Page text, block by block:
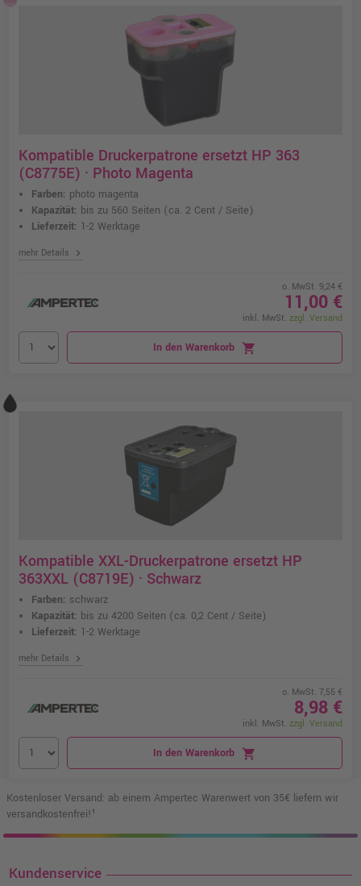
Kompatible Druckerpatrone ersetzt HP 363
(C8775E) · Photo Magenta
Farben: photo magenta
Kapazität: bis zu 560 Seiten (ca. 2 Cent / Seite)
Lieferzeit: 1-2 Werktage
mehr Details chevron_right
o. MwSt. 9,24 €
11,00 €
inkl. MwSt. zzgl. Versand
In den Warenkorb shopping_cart
Kompatible XXL-Druckerpatrone ersetzt HP
363XXL (C8719E) · Schwarz
Farben: schwarz
Kapazität: bis zu 4200 Seiten (ca. 0,2 Cent / Seite)
Lieferzeit: 1-2 Werktage
mehr Details chevron_right
o. MwSt. 7,55 €
8,98 €
inkl. MwSt. zzgl. Versand
In den Warenkorb shopping_cart
Kostenloser Versand: ab einem Ampertec Warenwert von 35€ liefern wir
versandkostenfrei!¹
Kundenservice